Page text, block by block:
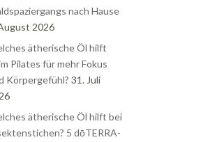
nach Hause
2026
ätherische Öl hilft
Pilates für mehr Fokus
Körpergefühl? 31. Juli
ätherische Öl hilft bei
5 dōTERRA-